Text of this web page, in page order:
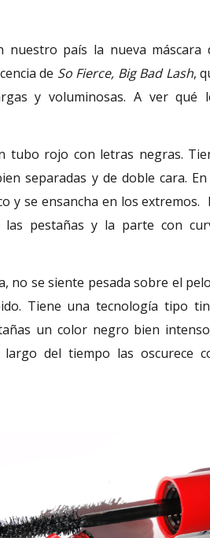
nuestro país la nueva máscara
de So Fierce, Big Bad Lash,
y voluminosas. A ver qué
tubo rojo con letras negras.
separadas y de doble cara.
y se ensancha en los extremos.
las pestañas y la parte con
no se siente pesada sobre el
Tiene una tecnología tipo
un color negro bien
del tiempo las oscurece